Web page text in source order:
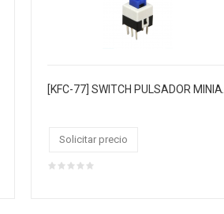
[KFC-77]
Solicitar precio